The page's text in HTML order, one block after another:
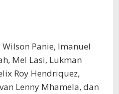
Panie, Imanuel
Mel Lasi, Lukman
Roy Hendriquez,
Lenny Mhamela, dan